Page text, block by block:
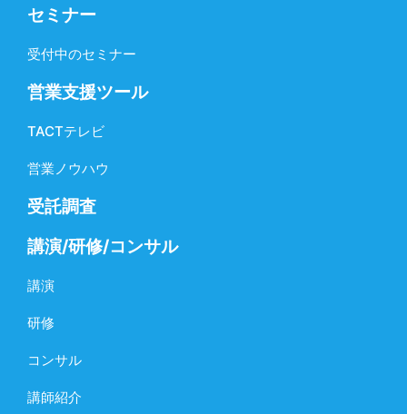
セミナー
受付中のセミナー
営業支援ツール
TACTテレビ
営業ノウハウ
受託調査
講演/研修/コンサル
講演
研修
コンサル
講師紹介